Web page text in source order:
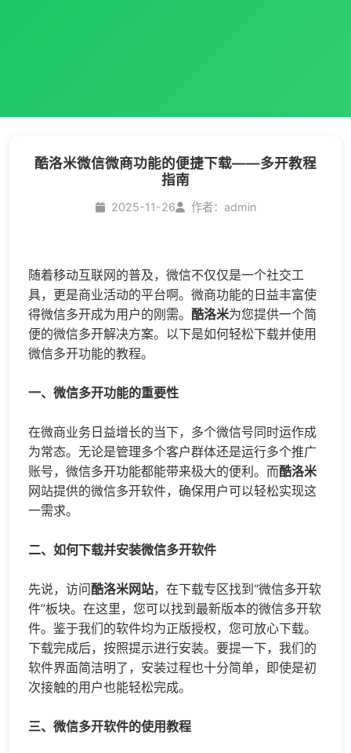
酷洛米微信微商功能的便捷下载——多开教程
指南
2025-11-26 作者：admin
随着移动互联网的普及，微信不仅仅是一个社交工
具，更是商业活动的平台啊。微商功能的日益丰富使
得微信多开成为用户的刚需。 酷洛米为您提供一个简
便的微信多开解决方案。以下是如何轻松下载并使用
微信多开功能的教程。
一、微信多开功能的重要性
在微商业务日益增长的当下，多个微信号同时运作成
为常态。无论是管理多个客户群体还是运行多个推广
账号，微信多开功能都能带来极大的便利。而酷洛米
网站提供的微信多开软件，确保用户可以轻松实现这
一需求。
二、如何下载并安装微信多开软件
先说，访问酷洛米网站，在下载专区找到“微信多开软
件”板块。在这里，您可以找到最新版本的微信多开软
件。鉴于我们的软件均为正版授权，您可放心下载。
下载完成后，按照提示进行安装。要提一下，我们的
软件界面简洁明了，安装过程也十分简单，即使是初
次接触的用户也能轻松完成。
三、微信多开软件的使用教程